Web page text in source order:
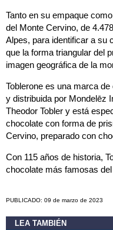
Tanto en su empaque
del Monte Cervino, de
Alpes, para identificar a su
que la forma triangular del
imagen geográfica de la
Toblerone es una marca
y distribuida por Mondelēz
Theodor Tobler y está
chocolate con forma de
Cervino, preparado con
Con 115 años de historia,
chocolate más famosas
PUBLICADO: 09 de marzo de 2023
LEA TAMBIÉN